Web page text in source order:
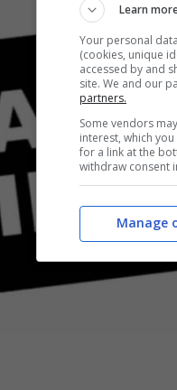
Learn
Your personal
(cookies, unique
accessed by and
site. We and our
partners.
Some vendors
interest, which
for a link at the
withdraw consent
Manage